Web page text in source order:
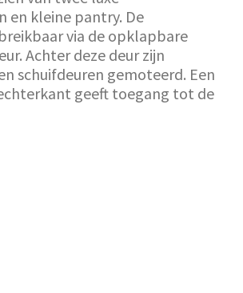
en kleine pantry. De
via de opklapbare
Achter deze deur zijn
schuifdeuren gemoteerd. Een
geeft toegang tot de